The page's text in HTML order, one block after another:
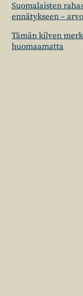
Suomalaisten
ennätykseen –
Tämän kilven
huomaamatta